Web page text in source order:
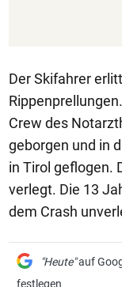
Der Skifahrer
Crew des
geborgen und in
in Tirol geflogen.
verlegt. Die 13
dem Crash
"Heute"auf
festlegen